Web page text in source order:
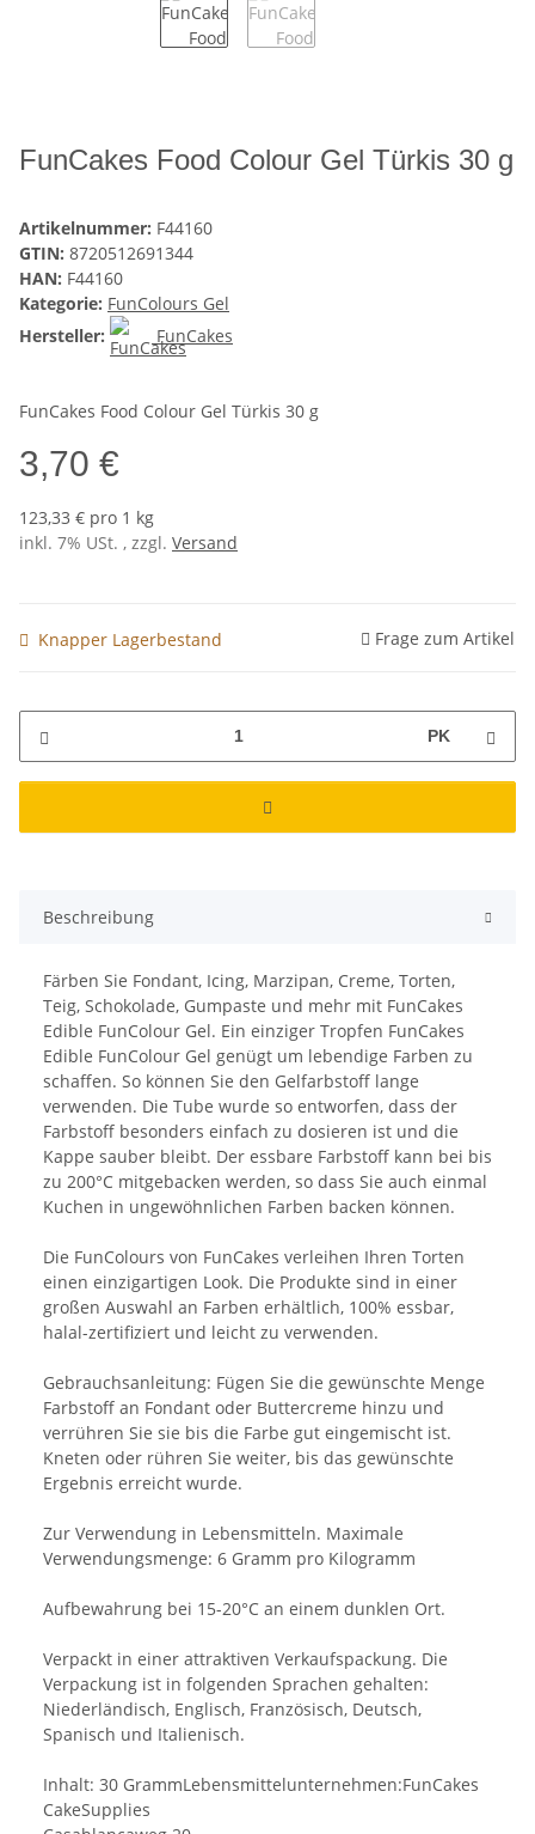
FunCakes Food Colour Gel Türkis 30 g
Artikelnummer: F44160
GTIN: 8720512691344
HAN: F44160
Kategorie: FunColours Gel
Hersteller:
FunCakes
FunCakes Food Colour Gel Türkis 30 g
3,70 €
123,33 € pro 1 kg
inkl. 7% USt. , zzgl. Versand
Knapper Lagerbestand Frage zum Artikel
PK
Beschreibung
Färben Sie Fondant, Icing, Marzipan, Creme, Torten,
Teig, Schokolade, Gumpaste und mehr mit FunCakes
Edible FunColour Gel. Ein einziger Tropfen FunCakes
Edible FunColour Gel genügt um lebendige Farben zu
schaffen. So können Sie den Gelfarbstoff lange
verwenden. Die Tube wurde so entworfen, dass der
Farbstoff besonders einfach zu dosieren ist und die
Kappe sauber bleibt. Der essbare Farbstoff kann bei bis
zu 200°C mitgebacken werden, so dass Sie auch einmal
Kuchen in ungewöhnlichen Farben backen können.
Die FunColours von FunCakes verleihen Ihren Torten
einen einzigartigen Look. Die Produkte sind in einer
großen Auswahl an Farben erhältlich, 100% essbar,
halal-zertifiziert und leicht zu verwenden.
Gebrauchsanleitung: Fügen Sie die gewünschte Menge
Farbstoff an Fondant oder Buttercreme hinzu und
verrühren Sie sie bis die Farbe gut eingemischt ist.
Kneten oder rühren Sie weiter, bis das gewünschte
Ergebnis erreicht wurde.
Zur Verwendung in Lebensmitteln. Maximale
Verwendungsmenge: 6 Gramm pro Kilogramm
Aufbewahrung bei 15-20°C an einem dunklen Ort.
Verpackt in einer attraktiven Verkaufspackung. Die
Verpackung ist in folgenden Sprachen gehalten:
Niederländisch, Englisch, Französisch, Deutsch,
Spanisch und Italienisch.
Inhalt: 30 GrammLebensmittelunternehmen:FunCakes
CakeSupplies